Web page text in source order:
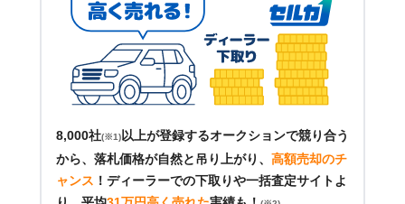
8,000社(※1) 以上が登録するオークションで競り合う
から、落札価格が自然と吊り上がり、 高額売却のチ
ャンス ！ ディーラーでの下取りや一括査定サイトよ